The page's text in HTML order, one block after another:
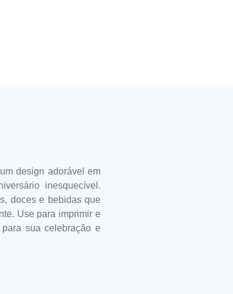
design adorável em
inesquecível.
doces e bebidas que
Use para imprimir e
sua celebração e